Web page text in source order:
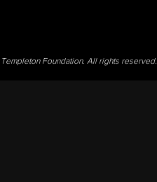
Foundation. All rights reserved.